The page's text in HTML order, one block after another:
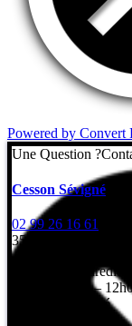
Powered by Convert
Une Question ?
Cesson Sévigné
02 99 26 16 61
35510 Cesson-
Lundi au vendredi:
Samedi: 8h30 –
Dimanche: fermé